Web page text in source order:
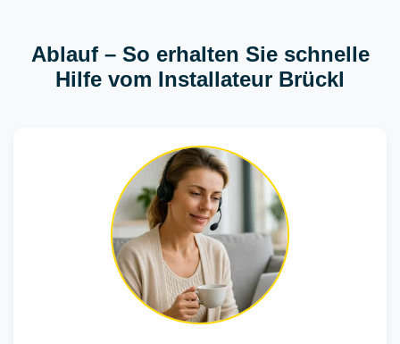
Ablauf – So erhalten Sie schnelle
Hilfe vom Installateur Brückl